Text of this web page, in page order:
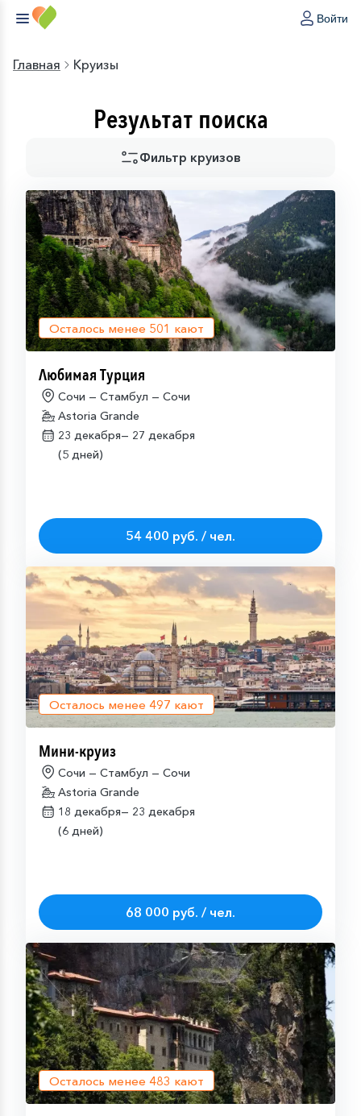
Войти
Главная Круизы
Результат поиска
Фильтр круизов
Осталось менее 501 кают
Любимая Турция
Сочи — Стамбул — Сочи
Astoria Grande
23 декабря— 27 декабря
(5 дней)
54 400 руб. / чел.
Осталось менее 497 кают
Мини-круиз
Сочи — Стамбул — Сочи
Astoria Grande
18 декабря— 23 декабря
(6 дней)
68 000 руб. / чел.
Осталось менее 483 кают